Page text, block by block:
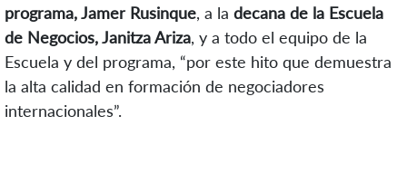
programa, Jamer Rusinque, a la decana de la Escuela
de Negocios, Janitza Ariza, y a todo el equipo de la
Escuela y del programa, “por este hito que demuestra
la alta calidad en formación de negociadores
internacionales”.